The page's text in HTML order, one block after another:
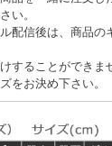
い。
配信後は、商品の
することができま
をお決め下さい。